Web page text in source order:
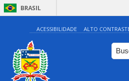
BRASIL
ACESSIBILIDADE ALTO